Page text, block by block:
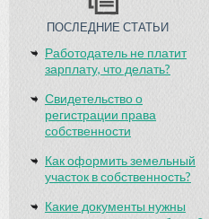
ПОСЛЕДНИЕ СТАТЬИ
Работодатель не платит
зарплату, что делать?
Свидетельство о
регистрации права
собственности
Как оформить земельный
участок в собственность?
Какие документы нужны